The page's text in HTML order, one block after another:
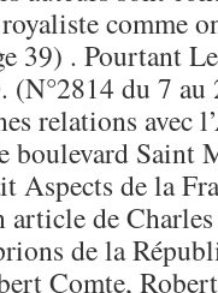
comme
39) . Pourtant
(N°2814 du 7
relations avec
boulevard Saint
Aspects de la
de
de la
Comte,